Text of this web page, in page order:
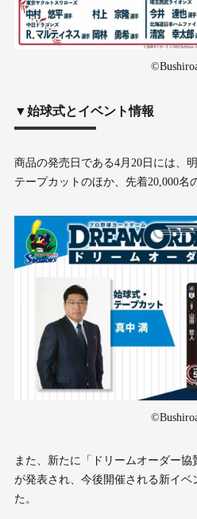
▼始球式とイベント情報
商品の発売日である4月20日には、
テープカットのほか、先着20,000名
また、新たに「ドリームオーダー
が発表され、今後開催される新イ
た。